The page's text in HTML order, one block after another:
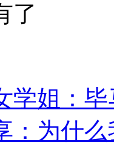
了
学姐：
：为什